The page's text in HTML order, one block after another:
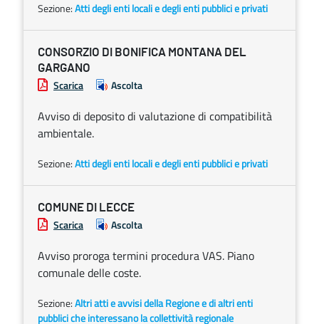
Sezione:Atti degli enti locali e degli enti pubblici e privati
CONSORZIO DI BONIFICA MONTANA DEL
GARGANO
Scarica Ascolta
Avviso di deposito di valutazione di compatibilità
ambientale.
Sezione:Atti degli enti locali e degli enti pubblici e privati
COMUNE DI LECCE
Scarica Ascolta
Avviso proroga termini procedura VAS. Piano
comunale delle coste.
Sezione:Altri atti e avvisi della Regione e di altri enti
pubblici che interessano la collettività regionale